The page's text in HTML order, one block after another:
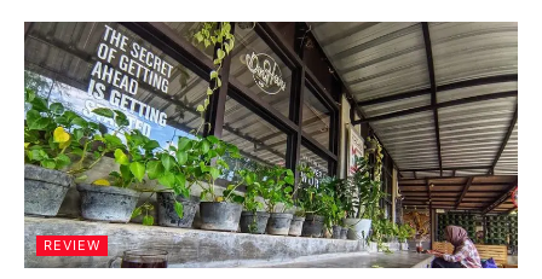
REVIEW